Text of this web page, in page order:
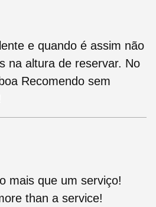
e quando é assim não
na altura de reservar. No
Recomendo sem
mais que um serviço!
than a service!